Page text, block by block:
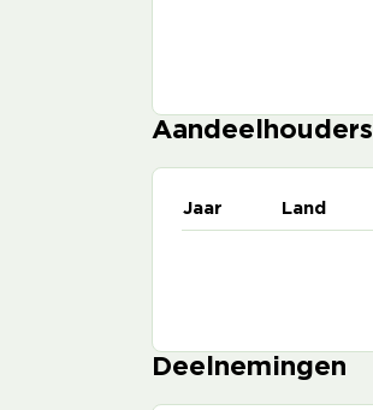
Aandeelhouders
Jaar Land
Deelnemingen